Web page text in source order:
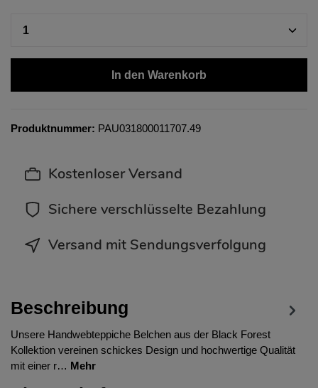
In den Warenkorb
Produktnummer: PAU031800011707.49
Kostenloser Versand
Sichere verschlüsselte Bezahlung
Versand mit Sendungsverfolgung
Beschreibung
Unsere Handwebteppiche Belchen aus der Black Forest
Kollektion vereinen schickes Design und hochwertige Qualität
mit einer r… Mehr